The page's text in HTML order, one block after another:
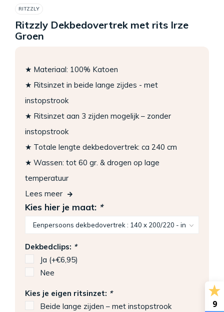
RITZZLY
Ritzzly Dekbedovertrek met rits Irze
Groen
★ Materiaal: 100% Katoen
★ Ritsinzet in beide lange zijdes - met
instopstrook
★ Ritsinzet aan 3 zijden mogelijk – zonder
instopstrook
★ Totale lengte dekbedovertrek: ca 240 cm
★ Wassen: tot 60 gr. & drogen op lage
temperatuur
Lees meer
Kies hier je maat: *
Dekbedclips: *
Ja (+€6,95)
Nee
Kies je eigen ritsinzet: *
Beide lange zijden – met instopstrook
9